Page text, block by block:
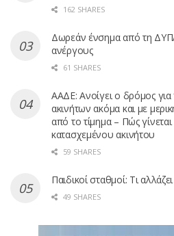
162 SHARES
Δωρεάν ένσημα από τη
ανέργους
61 SHARES
ΑΑΔΕ: Ανοίγει ο δρόμος
ακινήτων ακόμα και με
από το τίμημα – Πώς
κατασχεμένου ακινήτου
59 SHARES
Παιδικοί σταθμοί: Τι
49 SHARES